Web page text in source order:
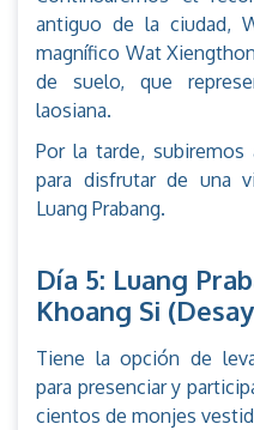
antiguo de la ciudad,
magnífico Wat
de suelo, que
laosiana.
Por la tarde,
para disfrutar de una
Luang Prabang.
Día 5: Luang
Khoang Si
Tiene la opción de
para presenciar y
cientos de monjes